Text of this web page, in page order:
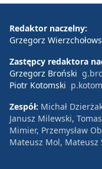
Redaktor naczelny:
Grzegorz
Zastępcy redaktora
Grzegorz Broński
Piotr Kotomski
Zespół: Michał
Janusz Milewski,
Mimier, Przemysław
Mateusz Mol, Mateusz